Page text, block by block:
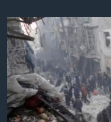
ເອເຊຍ
ອິດສະຫຼະພາບດ້ານການຂ່າວ
ຊີວິດຊາວລາວ
ຊຸມຊົນຊາວລາວ
ວິທະຍາສາດ-ເທັກໂນໂລຈີ